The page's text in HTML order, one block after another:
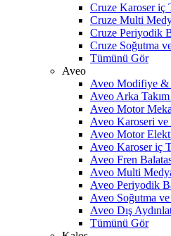
Cruze Karoser iç
Cruze Multi
Cruze Periyodik
Cruze Soğutma
Tümünü Gör
Aveo
Aveo Modifiye &
Aveo Arka
Aveo Motor
Aveo Karoseri
Aveo Motor
Aveo Karoser iç
Aveo Fren
Aveo Multi
Aveo Periyodik
Aveo Soğutma
Aveo Dış
Tümünü Gör